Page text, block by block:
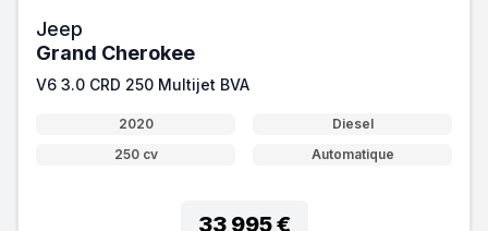
Jeep
Grand Cherokee
V6 3.0 CRD 250 Multijet BVA
2020
Diesel
250 cv
Automatique
33 995 €